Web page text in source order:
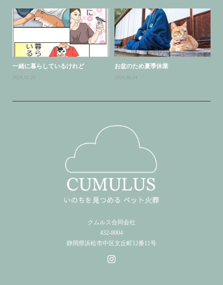
一緒に暮らしているけれど
2024.11.26
お盆のため夏季休業
2024.08.04
クムルス合同会社
432-8004
静岡県浜松市中区文丘町12番11号